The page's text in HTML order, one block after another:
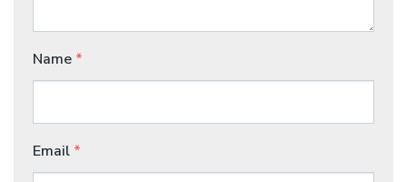
Name *
Email *